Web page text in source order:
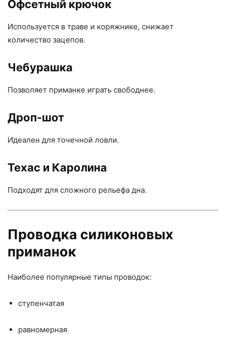
Офсетный крючок
Используется в траве и коряжнике, снижает
количество зацепов.
Чебурашка
Позволяет приманке играть свободнее.
Дроп-шот
Идеален для точечной ловли.
Техас и Каролина
Подходят для сложного рельефа дна.
Проводка силиконовых
приманок
Наиболее популярные типы проводок:
ступенчатая
равномерная